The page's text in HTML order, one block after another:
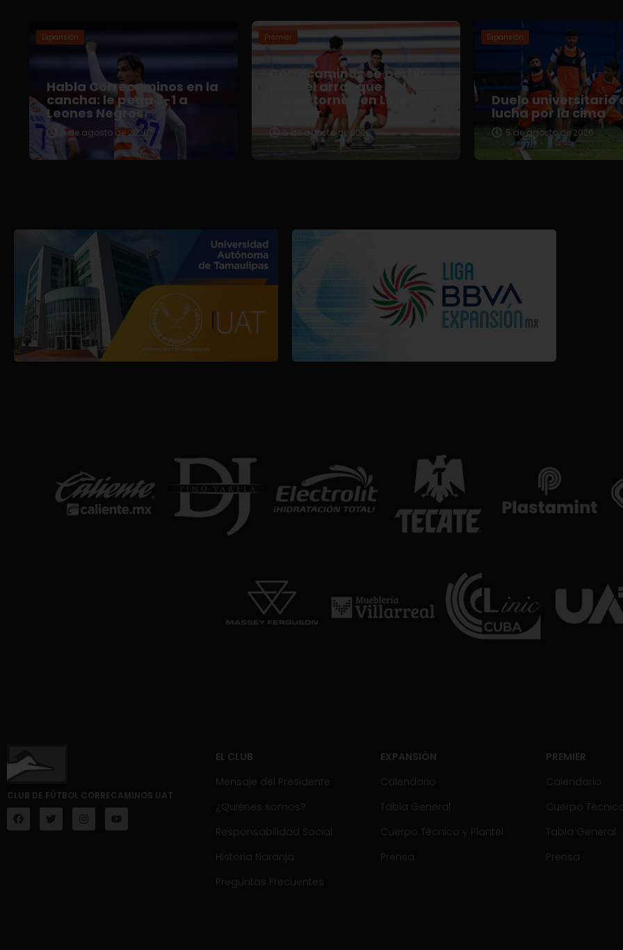
Expansión
Habla Correcaminos en la
cancha: le pega 3-1 a
Leones Negros
6 de agosto de 2026
Premier
Correcaminos se perfila
para el arranque del
nuevo torneo en Liga
Premier
5 de agosto de 2026
Expansión
Duelo universitario
lucha por la cima
5 de agosto de 2026
CLUB DE FÚTBOL CORRECAMINOS UAT
EL CLUB
Mensaje del Presidente
¿Quiénes somos?
Responsabilidad Social
Historia Naranja
Preguntas Frecuentes
EXPANSIÓN
Calendario
Tabla General
Cuerpo Técnico y Plantel
Prensa
PREMIER
Calendario
Cuerpo
Tabla General
Prensa